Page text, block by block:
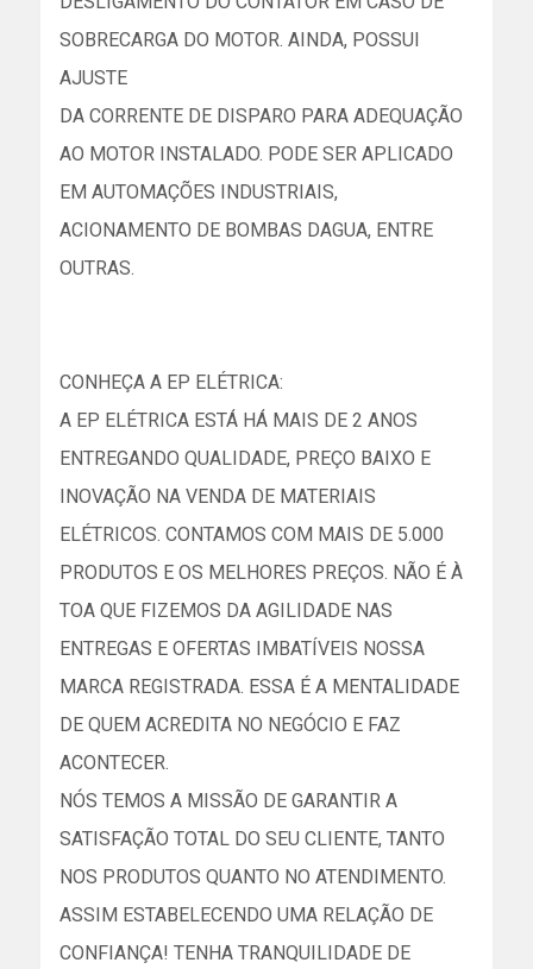
SOBRECARGA DO MOTOR. AINDA, POSSUI
AJUSTE
DA CORRENTE DE DISPARO PARA ADEQUAÇÃO
AO MOTOR INSTALADO. PODE SER APLICADO
EM AUTOMAÇÕES INDUSTRIAIS,
ACIONAMENTO DE BOMBAS DAGUA, ENTRE
OUTRAS.
CONHEÇA A EP ELÉTRICA:
A EP ELÉTRICA ESTÁ HÁ MAIS DE 2 ANOS
ENTREGANDO QUALIDADE, PREÇO BAIXO E
INOVAÇÃO NA VENDA DE MATERIAIS
ELÉTRICOS. CONTAMOS COM MAIS DE 5.000
PRODUTOS E OS MELHORES PREÇOS. NÃO É À
TOA QUE FIZEMOS DA AGILIDADE NAS
ENTREGAS E OFERTAS IMBATÍVEIS NOSSA
MARCA REGISTRADA. ESSA É A MENTALIDADE
DE QUEM ACREDITA NO NEGÓCIO E FAZ
ACONTECER.
NÓS TEMOS A MISSÃO DE GARANTIR A
SATISFAÇÃO TOTAL DO SEU CLIENTE, TANTO
NOS PRODUTOS QUANTO NO ATENDIMENTO.
ASSIM ESTABELECENDO UMA RELAÇÃO DE
CONFIANÇA! TENHA TRANQUILIDADE DE